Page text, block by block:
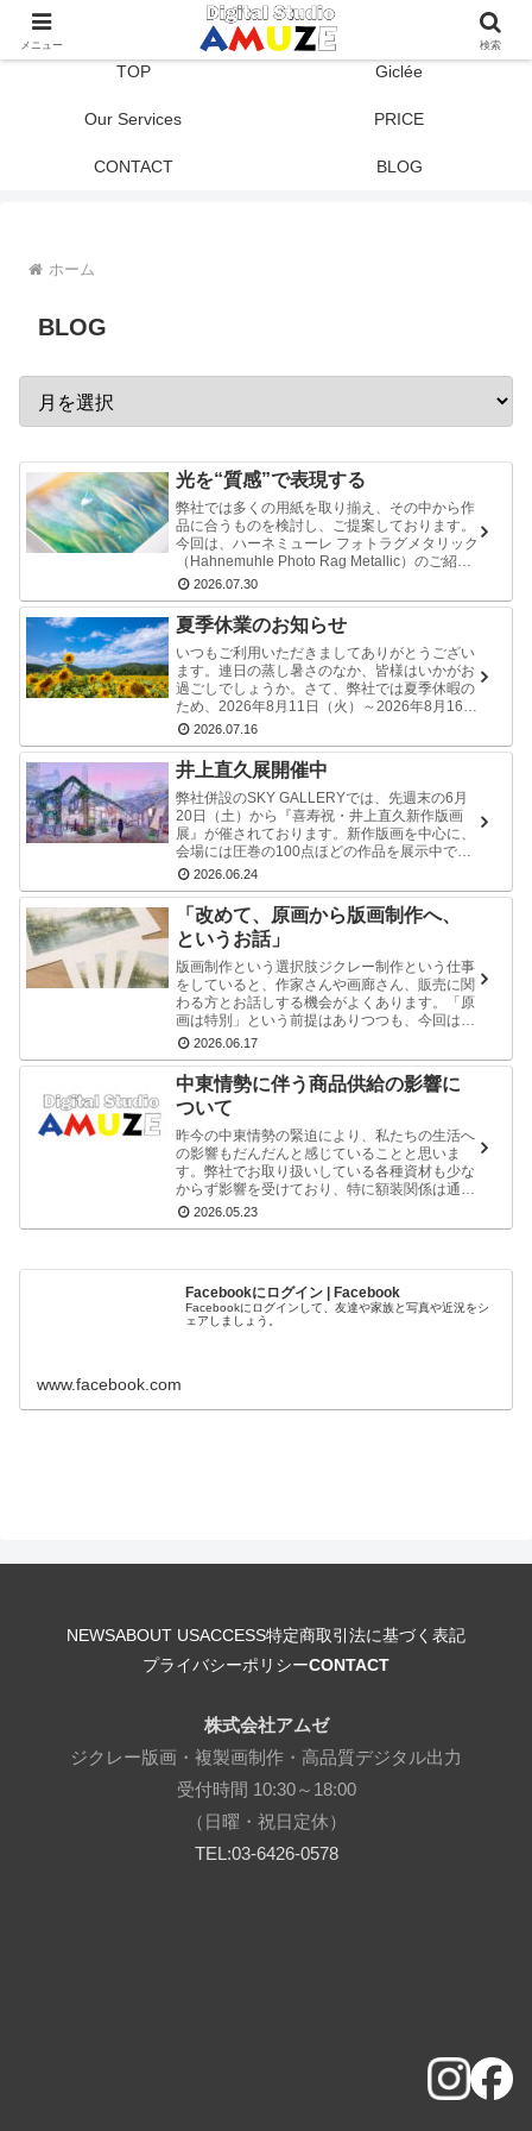
TOP Giclée
Our Services PRICE
CONTACT BLOG
ホーム
BLOG
ー
カ
イ
ブ
光を“質感”で表現する
弊社では多くの用紙を取り揃え、その中から作
品に合うものを検討し、ご提案しております。
今回は、ハーネミューレ フォトラグメタリック
（Hahnemuhle Photo Rag Metallic）のご紹介
とともに、用紙選びにおいて「固定観念を持
2026.07.30
夏季休業のお知らせ
いつもご利用いただきましてありがとうござい
ます。連日の蒸し暑さのなか、皆様はいかがお
過ごしでしょうか。さて、弊社では夏季休暇の
ため、2026年8月11日（火）～2026年8月16日
（日）の期間は休業とさせていただきます。制
2026.07.16
井上直久展開催中
弊社併設のSKY GALLERYでは、先週末の6月
20日（土）から『喜寿祝・井上直久新作版画
展』が催されております。新作版画を中心に、
会場には圧巻の100点ほどの作品を展示中で
す。ファンには垂涎ものの作品も？！もしかす
2026.06.24
「改めて、原画から版画制作へ、
というお話」
版画制作という選択肢ジクレー制作という仕事
をしていると、作家さんや画廊さん、販売に関
わる方とお話しする機会がよくあります。「原
画は特別」という前提はありつつも、今回は少
しだけ、原画販売のその先にある作品そのもの
2026.06.17
中東情勢に伴う商品供給の影響に
ついて
昨今の中東情勢の緊迫により、私たちの生活へ
の影響もだんだんと感じていることと思いま
す。弊社でお取り扱いしている各種資材も少な
からず影響を受けており、特に額装関係は通常
供給が難しくなってきております。額屋さんに
2026.05.23
Facebookにログイン | Facebook
Facebookにログインして、友達や家族と写真や近況をシ
ェアしましょう。
www.facebook.com
NEWSABOUT USACCESS特定商取引法に基づく表記
プライバシーポリシーCONTACT
株式会社アムゼ
ジクレー版画・複製画制作・高品質デジタル出力
受付時間 10:30～18:00
（日曜・祝日定休）
TEL:03-6426-0578
メニュー 検索